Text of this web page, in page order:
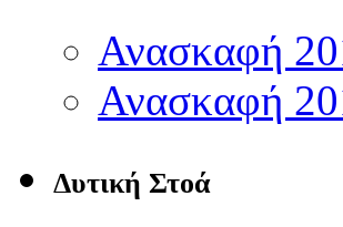
Ανασκαφή
Ανασκαφή
Δυτική Στοά